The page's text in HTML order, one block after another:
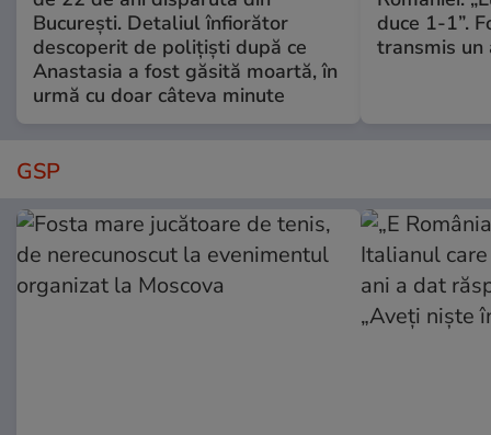
București. Detaliul înfiorător
descoperit de polițiști după ce
Anastasia a fost găsită moartă, în
urmă cu doar câteva minute
duce 1-1”.
transmis un
GSP